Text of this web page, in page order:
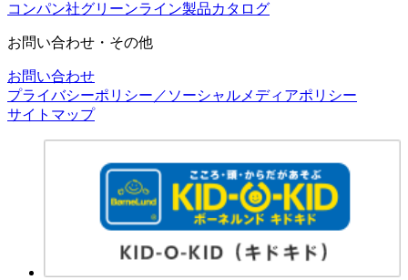
コンパン社グリーンライン製品カタログ
お問い合わせ・その他
お問い合わせ
プライバシーポリシー／ソーシャルメディアポリシー
サイトマップ